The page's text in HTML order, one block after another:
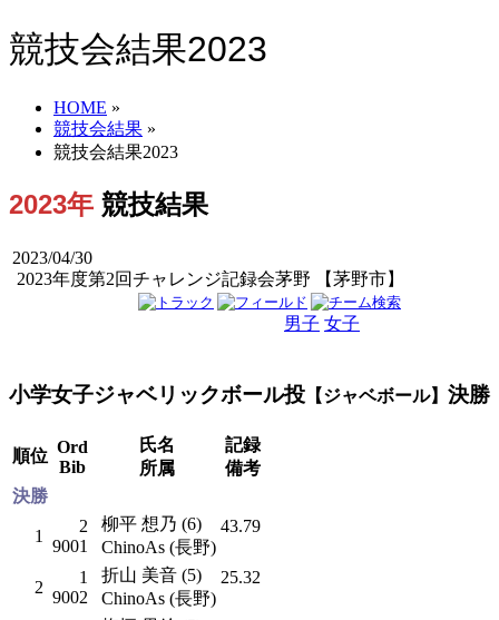
競技会結果2023
HOME »
競技会結果 »
競技会結果2023
2023年 競技結果
2023/04/30
2023年度第2回チャレンジ記録会茅野 【茅野市】
男子 女子
小学女子ジャベリックボール投 【ジャベボール】 決勝
順位 Ord
Bib
氏名
所属
記録
備考
決勝
1
2
9001
柳平 想乃 (6)
ChinoAs (長野)
43.79
2
1
9002
折山 美音 (5)
ChinoAs (長野)
25.32